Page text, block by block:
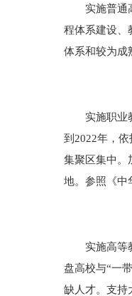
实施普通高
程体系建设、
体系和较为成
实施职业教
到2022年，
集聚区集中。
地。参照《中
实施高等教
盘高校与“一
缺人才。支持